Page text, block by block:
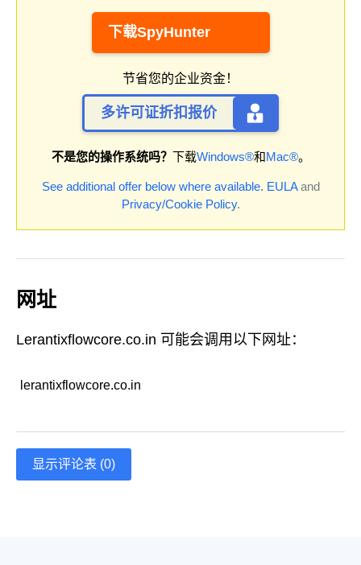
下载SpyHunter
节省您的企业资金！
多许可证折扣报价
不是您的操作系统吗？ 下载Windows®和Mac®。
See additional offer below where available. EULAand
Privacy/Cookie Policy.
网址
Lerantixflowcore.co.in 可能会调用以下网址：
lerantixflowcore.co.in
显示评论表 (0)